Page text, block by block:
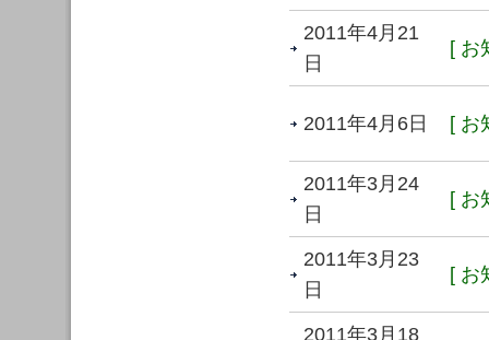
2011年4月21
日
[ お
2011年4月6日 [ お
2011年3月24
日
[ お
2011年3月23
日
[ お
2011年3月18